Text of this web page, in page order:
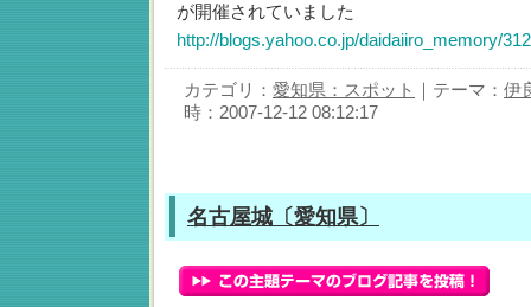
が開催されていました
http://blogs.yahoo.co.jp/daidaiiro_memory/
カテゴリ： 愛知県：スポット ｜テーマ： 伊
時：2007-12-12 08:12:17
名古屋城〔愛知県〕